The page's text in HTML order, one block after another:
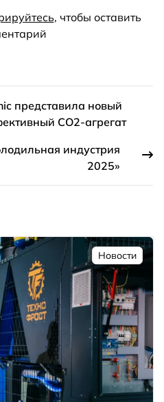
, чтобы оставить
представила новый
CO2-агрегат
индустрия
2025»
Новости